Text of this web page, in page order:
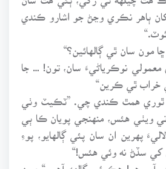
ٻاهر نڪري وڃڻ جو اشارو ڪندي
مون سان ٿي ڳالهائين؟“
معمولي نوڪرياڻيءَ سان، تون! … جا
خراب ٿي ڪرين“
ٿوري همٿ ڪندي چي. ”ٽڪيٽ وٺي
تي ويٺي هئس، منهنجي پويان ڪا ٻي
پهرين ان سان پئي ڳالهايو، پوءِ
کي سڏڻ نه وئي هئس!“
آيو هو! هڪ ئي ڳالهه آهي.“ مسز